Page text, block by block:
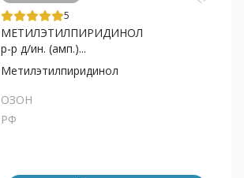
5
МЕТИЛЭТИЛПИРИДИНОЛ
р-р д/ин. (амп.)...
Метилэтилпиридинол
ОЗОН
РФ